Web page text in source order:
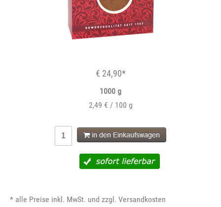
€ 24,90*
1000 g
2,49 € / 100 g
* alle Preise inkl. MwSt. und zzgl. Versandkosten